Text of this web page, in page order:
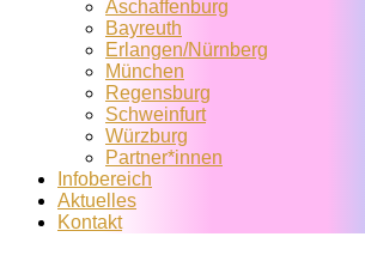
Aschaffenburg
Bayreuth
Erlangen/Nürnberg
München
Regensburg
Schweinfurt
Würzburg
Partner*innen
Infobereich
Aktuelles
Kontakt